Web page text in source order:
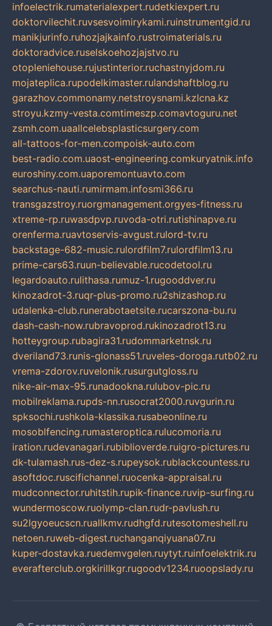
infoelectrik.rumaterialexpert.rudetkiexpert.ru
doktorvilechit.ruvsesvoimirykami.ruinstrumentgid.ru
manikjurinfo.ruhozjajkainfo.rustroimaterials.ru
doktoradvice.ruselskoehozjajstvo.ru
otopleniehouse.rujustinterior.ruchastnyjdom.ru
mojateplica.rupodelkimaster.rulandshaftblog.ru
garazhov.commonamy.netstroysnami.kzlcna.kz
stroyu.kzmy-vesta.comtimeszp.comavtoguru.net
zsmh.com.uaallcelebsplasticsurgery.com
all-tattoos-for-men.compoisk-auto.com
best-radio.com.uaost-engineering.comkuryatnik.info
euroshiny.com.uaporemontuavto.com
searchus-nauti.rumirmam.infosmi366.ru
transgazstroy.ruorgmanagement.orgyes-fitness.ru
xtreme-rp.ruwasdpvp.ruvoda-otri.rutishinapve.ru
orenferma.ruavtoservis-avgust.rulord-tv.ru
backstage-682-music.rulordfilm7.rulordfilm13.ru
prime-cars63.ruun-believable.rucodetool.ru
legardoauto.rulithasa.rumuz-1.rugooddver.ru
kinozadrot-3.ruqr-plus-promo.ru2shizashop.ru
udalenka-club.runerabotaetsite.rucarszona-bu.ru
dash-cash-now.rubravoprod.rukinozadrot13.ru
hotteygroup.rubagira31.rudommarketnsk.ru
dveriland73.runis-glonass51.ruveles-doroga.rutb02.ru
vrema-zdorov.ruvelonik.rusurgutgloss.ru
nike-air-max-95.runadookna.rulubov-pic.ru
mobilreklama.rupds-nn.rusocrat2000.ruvgurin.ru
spksochi.rushkola-klassika.rusabeonline.ru
mosoblfencing.rumasteroptica.rulucomoria.ru
iration.rudevanagari.rubiblioverde.ruigro-pictures.ru
dk-tulamash.rus-dez-s.rupeysok.rublackcountess.ru
asoftdoc.ruscifichannel.ruocenka-appraisal.ru
mudconnector.ruhitstih.rupik-finance.ruvip-surfing.ru
wundermoscow.ruolymp-clan.rudr-pavlush.ru
su2lgyoeucscn.ruallkmv.rudhgfd.rutesotomeshell.ru
netoen.ruweb-digest.ruchanganqiyuana07.ru
kuper-dostavka.ruedemvgelen.ruytyt.ruinfoelektrik.ru
everafterclub.orgkirillkgr.rugoodv1234.ruoopslady.ru